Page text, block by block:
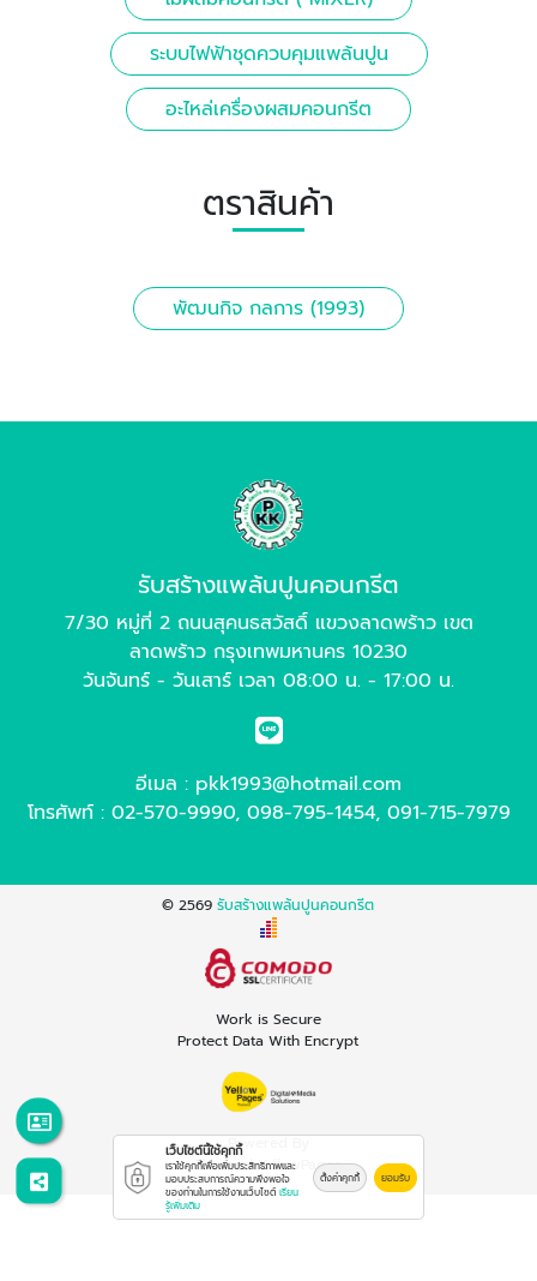
ระบบไฟฟ้าชุดควบคุมแพล้นปูน
อะไหล่เครื่องผสมคอนกรีต
ตราสินค้า
พัฒนกิจ กลการ (1993)
รับสร้างแพล้นปูนคอนกรีต
7/30 หมู่ที่ 2 ถนนสุคนธสวัสดิ์ แขวงลาดพร้าว เขต
ลาดพร้าว กรุงเทพมหานคร 10230
วันจันทร์ - วันเสาร์ เวลา 08:00 น. - 17:00 น.
อีเมล : pkk1993@hotmail.com
โทรศัพท์ : 02-570-9990, 098-795-1454, 091-715-7979
© 2569รับสร้างแพล้นปูนคอนกรีต
Work is Secure
Protect Data With Encrypt
Powered By
Thailand YellowPages
เว็บไซต์นี้ใช้คุกกี้
เราใช้คุกกี้เพื่อเพิ่มประสิทธิภาพและ
มอบประสบการณ์ความพึงพอใจ
ของท่านในการใช้งานเว็บไซต์ เรียน
รู้เพิ่มเติม
ตั้งค่าคุกกี้ ยอมรับ